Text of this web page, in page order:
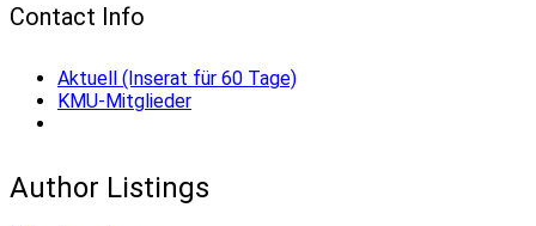
Contact Info
Aktuell (Inserat für 60 Tage)
KMU-Mitglieder
Author Listings